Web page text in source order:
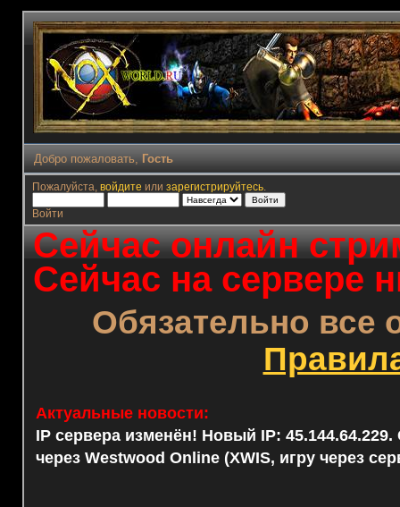
Добро пожаловать, Гость
Пожалуйста, войдите или зарегистрируйтесь.
Войти
Сейчас онлайн
Сейчас на сервере
Обязательно все
Актуальные новости:
IP сервера изменён! Новый IP: 45.144.64.229.
через Westwood Online (XWIS, игру через